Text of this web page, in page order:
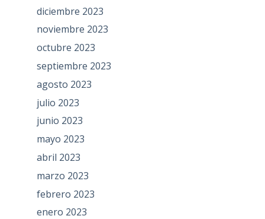
diciembre 2023
noviembre 2023
octubre 2023
septiembre 2023
agosto 2023
julio 2023
junio 2023
mayo 2023
abril 2023
marzo 2023
febrero 2023
enero 2023